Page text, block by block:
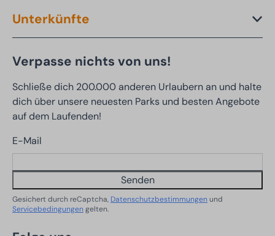
Unterkünfte
Verpasse nichts von uns!
Schließe dich 200.000 anderen Urlaubern an und halte
dich über unsere neuesten Parks und besten Angebote
auf dem Laufenden!
E-Mail
Senden
Gesichert durch reCaptcha, Datenschutzbestimmungen und
Servicebedingungen gelten.